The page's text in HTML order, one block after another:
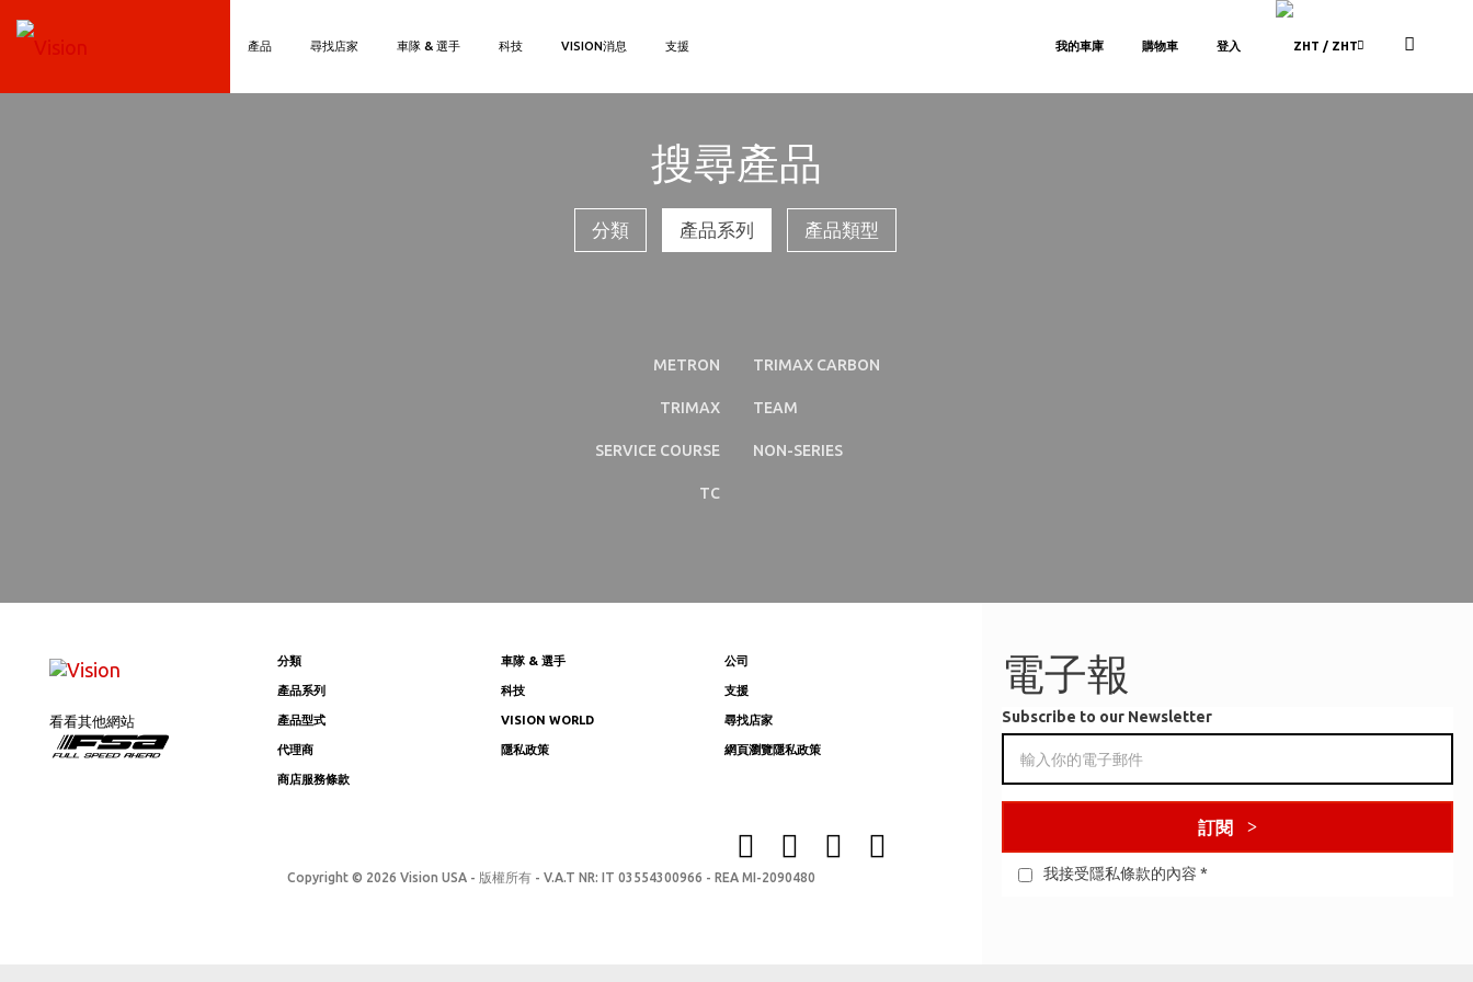
/ ZHT
我的車庫 購物車 登入
產品 尋找店家 車隊 & 選手 科技 VISION消息 支援
搜尋產品
分類 產品系列 產品類型
METRON TRIMAX CARBON
TRIMAX TEAM
SERVICE COURSE NON-SERIES
TC
看看其他網站
分類 車隊 & 選手 公司
產品系列 科技 支援
產品型式 VISION WORLD 尋找店家
代理商 隱私政策 網頁瀏覽隱私政策
商店服務條款
Copyright © 2026 Vision USA - 版權所有 - V.A.T NR: IT 03554300966 - REA MI-2090480
電子報
Subscribe to our Newsletter
訂閱
我接受隱私條款的內容 *